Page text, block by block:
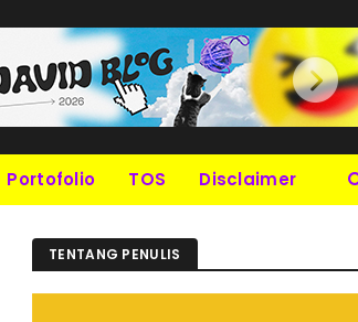
Portofolio TOS Disclaimer
TENTANG PENULIS